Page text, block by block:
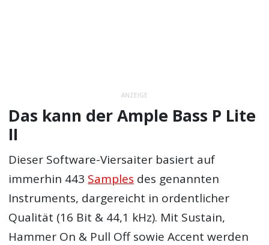
ANZEIGE
Das kann der Ample Bass P Lite
II
Dieser Software-Viersaiter basiert auf
immerhin 443 Samples des genannten
Instruments, dargereicht in ordentlicher
Qualität (16 Bit & 44,1 kHz). Mit Sustain,
Hammer On & Pull Off sowie Accent werden